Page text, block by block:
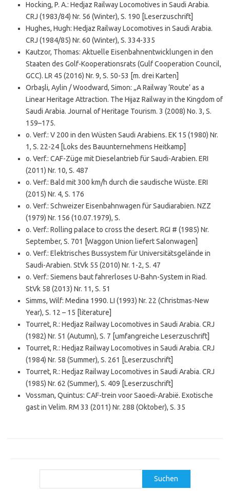
Hocking, P. A.: Hedjaz Railway Locomotives in Saudi Arabia.
CRJ (1983/84) Nr. 56 (Winter), S. 190 [Leserzuschrift]
Hughes, Hugh: Hedjaz Railway Locomotives in Saudi Arabia.
CRJ (1984/85) Nr. 60 (Winter), S. 334-335
Kautzor, Thomas: Aktuelle Eisenbahnentwicklungen in den
Staaten des Golf-Kooperationsrats (Gulf Cooperation Council,
GCC). LR 45 (2016) Nr. 9, S. 50-53 [m. drei Karten]
Orbaşli, Aylin / Woodward, Simon: „A Railway ‘Route’ as a
Linear Heritage Attraction. The Hijaz Railway in the Kingdom of
Saudi Arabia. Journal of Heritage Tourism. 3 (2008) No. 3, S.
159–175.
o. Verf.: V 200 in den Wüsten Saudi Arabiens. EK 15 (1980) Nr.
1, S. 22-24 [Loks des Bauunternehmens Heitkamp]
o. Verf.: CAF-Züge mit Dieselantrieb für Saudi-Arabien. ERI
(2011) Nr. 10, S. 487
o. Verf.: Bald mit 300 km/h durch die saudische Wüste. ERI
(2015) Nr. 4, S. 176
o. Verf.: Schweizer Eisenbahnwagen für Saudiarabien. NZZ
(1979) Nr. 156 (10.07.1979), S.
o. Verf.: Rolling palace to cross the desert. RGI # (1985) Nr.
September, S. 701 [Waggon Union liefert Salonwagen]
o. Verf.: Elektrisches Bussystem für Universitätsgelände in
Saudi-Arabien. StVk 55 (2010) Nr. 1-2, S. 47
o. Verf.: Siemens baut fahrerloses U-Bahn-System in Riad.
StVk 58 (2013) Nr. 11, S. 51
Simms, Wilf: Medina 1990. LI (1993) Nr. 22 (Christmas-New
Year), S. 12 – 15 [literature]
Tourret, R.: Hedjaz Railway Locomotives in Saudi Arabia. CRJ
(1982) Nr. 51 (Autumn), S. 7 [umfangreiche Leserzuschrift]
Tourret, R.: Hedjaz Railway Locomotives in Saudi Arabia. CRJ
(1984) Nr. 58 (Summer), S. 261 [Leserzuschrift]
Tourret, R.: Hedjaz Railway Locomotives in Saudi Arabia. CRJ
(1985) Nr. 62 (Summer), S. 409 [Leserzuschrift]
Vossman, Quintus: CAF-trein voor Saoedi-Arabië. Exotische
gast in Velim. RM 33 (2011) Nr. 288 (Oktober), S. 35
Suchen